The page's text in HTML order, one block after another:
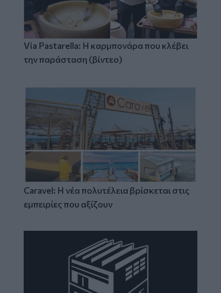
Via Pastarella: Η καρμπονάρα που κλέβει
την παράσταση (βίντεο)
Caravel: Η νέα πολυτέλεια βρίσκεται στις
εμπειρίες που αξίζουν